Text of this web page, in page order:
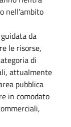
nell'ambito
da
le risorse,
di
attualmente
pubblica
in comodato